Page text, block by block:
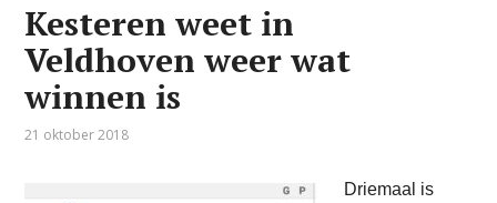
Kesteren weet in
Veldhoven weer wat
winnen is
21 oktober 2018
Driemaal is